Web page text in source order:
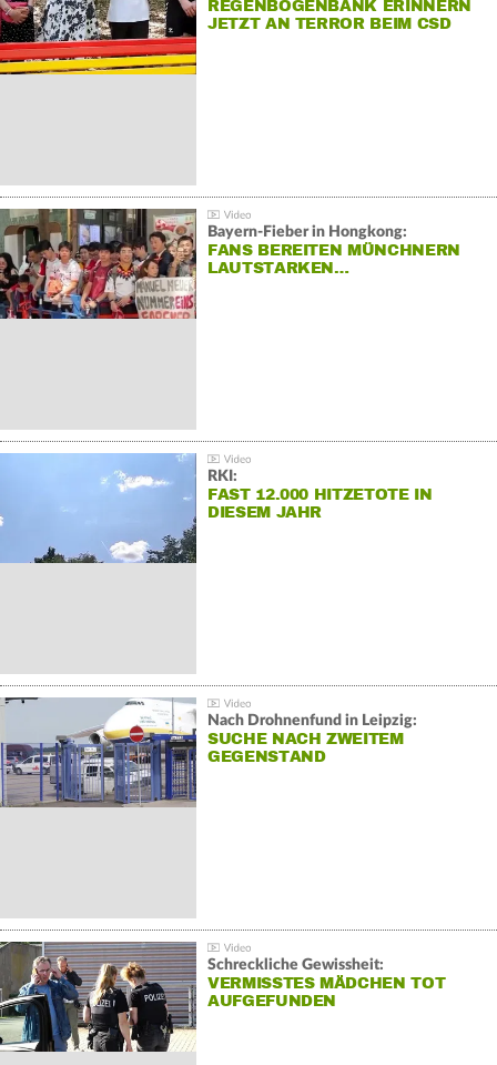
REGENBOGENBANK ERINNERN
JETZT AN TERROR BEIM CSD
Bayern-Fieber in Hongkong:
FANS BEREITEN MÜNCHNERN
LAUTSTARKEN…
RKI:
FAST 12.000 HITZETOTE IN
DIESEM JAHR
Nach Drohnenfund in Leipzig:
SUCHE NACH ZWEITEM
GEGENSTAND
Schreckliche Gewissheit:
VERMISSTES MÄDCHEN TOT
AUFGEFUNDEN